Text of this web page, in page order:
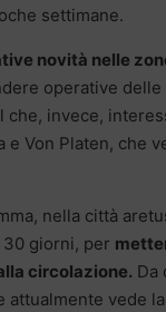
settimane.
novità nelle
operative
invece,
Von Platen, che
nella città
giorni, per
circolazione. Da
vede